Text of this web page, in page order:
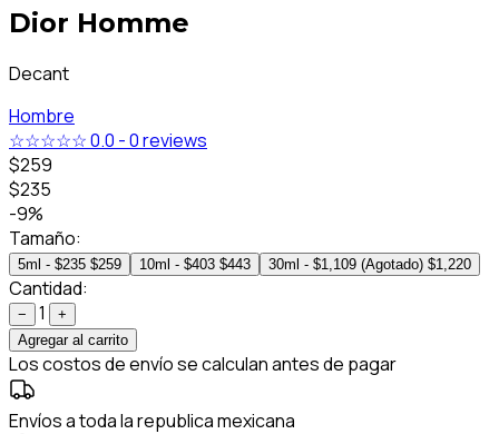
Dior Homme
Decant
Hombre
☆☆☆☆☆0.0 -0 reviews
$259
$235
-9%
Tamaño:
5ml - $235 $259 10ml - $403 $443 30ml - $1,109 (Agotado) $1,220
Cantidad:
− 1
+
Agregar al carrito
Los costos de envío se calculan antes de pagar
Envíos a toda la republica mexicana